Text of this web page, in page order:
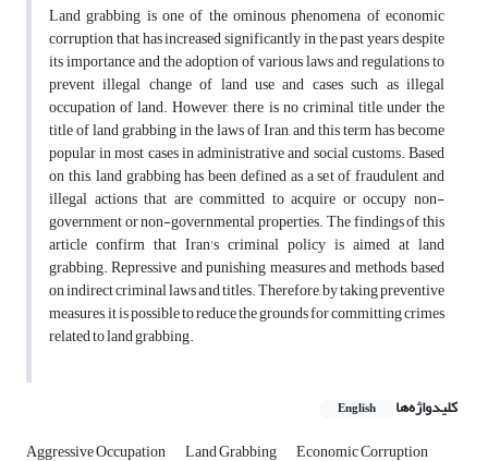
Land grabbing is one of the ominous phenomena of economic
corruption that has increased significantly in the past years despite
its importance and the adoption of various laws and regulations to
prevent illegal change of land use and cases such as illegal
occupation of land. However, there is no criminal title under the
title of land grabbing in the laws of Iran, and this term has become
popular in most cases in administrative and social customs. Based
on this, land grabbing has been defined as a set of fraudulent and
illegal actions that are committed to acquire or occupy non-
government or non-governmental properties. The findings of this
article confirm that Iran's criminal policy is aimed at land
grabbing. Repressive and punishing measures and methods, based
on indirect criminal laws and titles. Therefore, by taking preventive
measures, it is possible to reduce the grounds for committing crimes
related to land grabbing.
کلیدواژه‌ها English
Aggressive Occupation Land Grabbing Economic Corruption